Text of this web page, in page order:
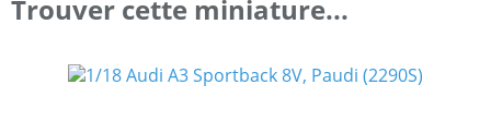
Trouver cette miniature...